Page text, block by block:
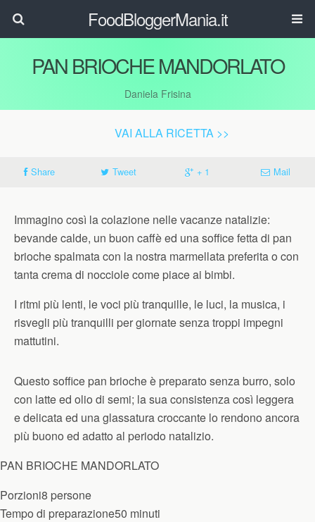
FoodBloggerMania.it
PAN BRIOCHE MANDORLATO
Daniela Frisina
VAI ALLA RICETTA >>
Share Tweet + 1 Mail
Immagino così la colazione nelle vacanze natalizie:
bevande calde, un buon caffè ed una soffice fetta di pan
brioche spalmata con la nostra marmellata preferita o con
tanta crema di nocciole come piace ai bimbi.
I ritmi più lenti, le voci più tranquille, le luci, la musica, i
risvegli più tranquilli per giornate senza troppi impegni
mattutini.
Questo soffice pan brioche è preparato senza burro, solo
con latte ed olio di semi; la sua consistenza così leggera
e delicata ed una glassatura croccante lo rendono ancora
più buono ed adatto al periodo natalizio.
PAN BRIOCHE MANDORLATO
Porzioni8 persone
Tempo di preparazione50 minuti